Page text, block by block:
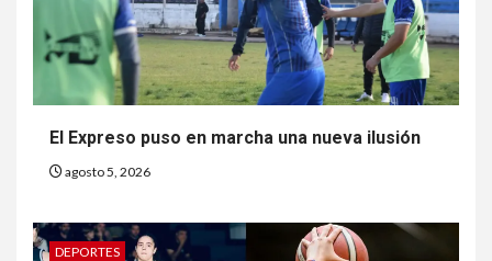
El Expreso puso en marcha una nueva ilusión
agosto 5, 2026
DEPORTES